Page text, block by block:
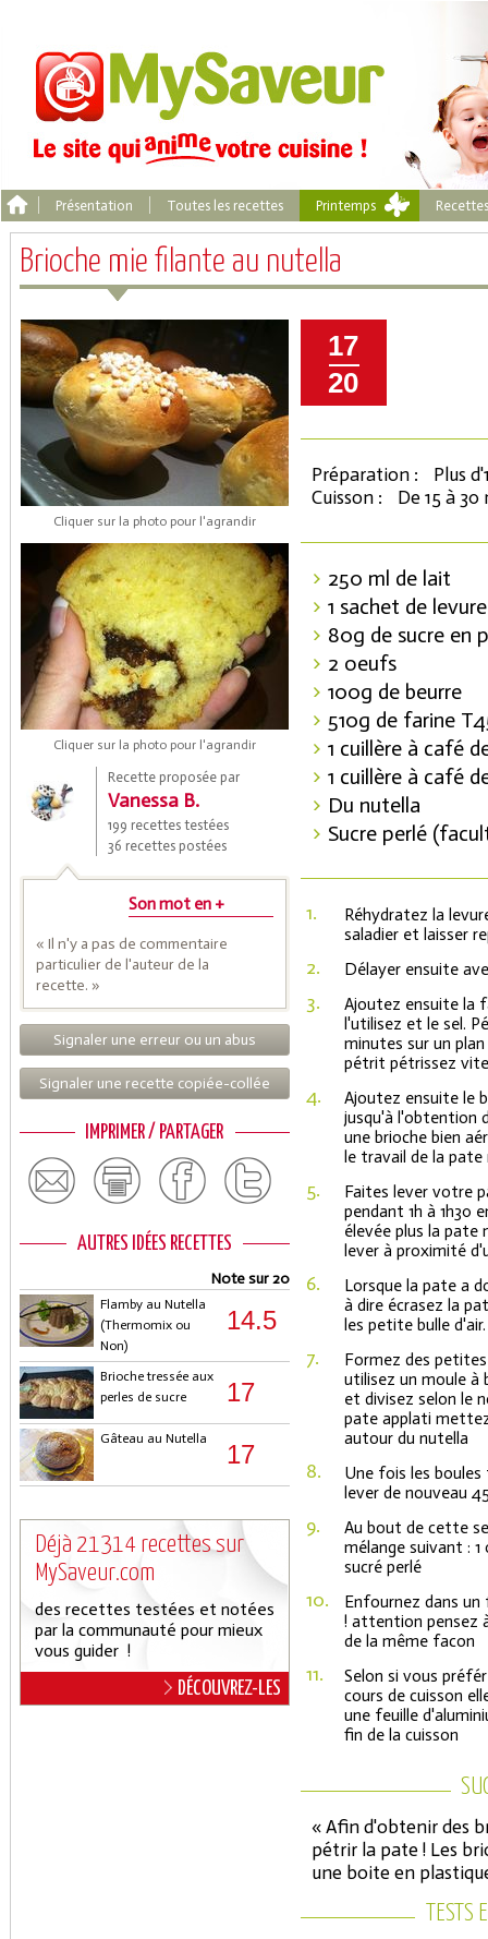
Présentation Toutes les recettes Printemps
Brioche mie filante au nutella
Cliquer sur la photo pour l'agrandir
Cliquer sur la photo pour l'agrandir
Recette proposée par
Vanessa B.
199 recettes testées
36 recettes postées
Son mot en +
« Il n'y a pas de commentaire
particulier de l'auteur de la
recette. »
Signaler une erreur ou un abus
Signaler une recette copiée-collée
IMPRIMER / PARTAGER
AUTRES IDÉES RECETTES
Note sur 20
Flamby au Nutella
(Thermomix ou
Non)
14.5
Brioche tressée aux
perles de sucre
17
Gâteau au Nutella
17
Déjà 21314 recettes sur
MySaveur.com
des recettes testées et notées
par la communauté pour mieux
vous guider !
DÉCOUVREZ-LES
17
20
Préparation :
Plus
Cuisson :
De 15 à
250 ml de lait
1 sachet de
80g de sucre en
2 oeufs
100g de beurre
510g de farine
1 cuillère à café
1 cuillère à café
Du nutella
Sucre perlé
1.
Réhydratez la
saladier et laisser
2. Délayer ensuite
3.
Ajoutez ensuite la
l'utilisez et le sel.
minutes sur un
pétrit pétrissez
4.
Ajoutez ensuite le
jusqu'à l'obtention
une brioche bien
le travail de la pate
5.
Faites lever votre
pendant 1h à 1h30
élevée plus la pate
lever à proximité
6.
Lorsque la pate a
à dire écrasez la
les petite bulle d'air.
7.
Formez des
utilisez un moule à
et divisez selon le
pate applati
autour du nutella
8.
Une fois les
lever de nouveau
9.
Au bout de cette
mélange suivant :
sucré perlé
10.
Enfournez dans
! attention pensez
de la même facon
11.
Selon si vous
cours de cuisson
une feuille
fin de la cuisson
« Afin d'obtenir des
pétrir la pate ! Les
une boite en
Coupons de réduction
Saveurs de l'Année